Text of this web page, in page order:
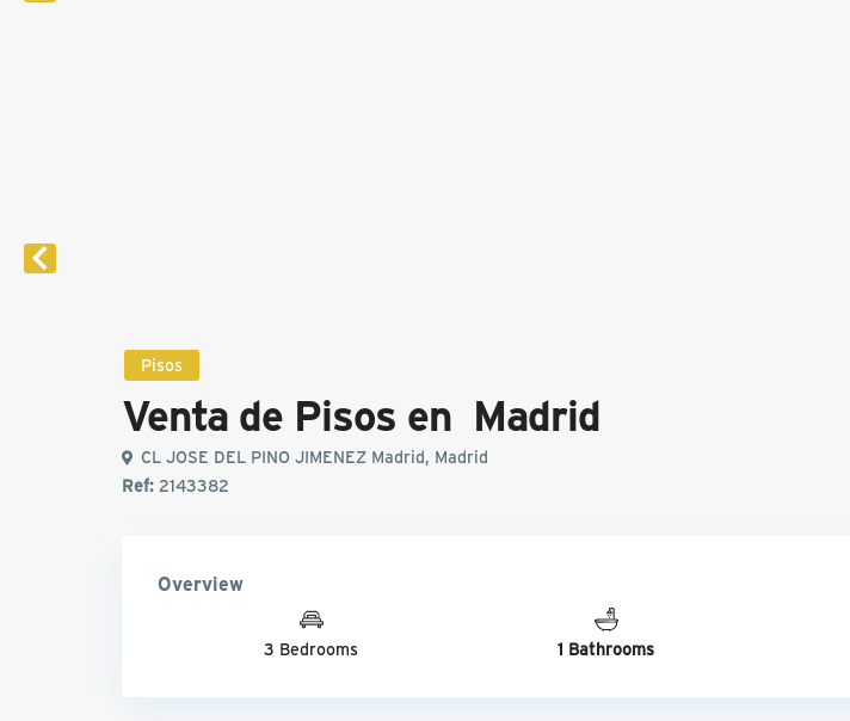
Pisos
Venta de Pisos en Madrid
CL JOSE DEL PINO JIMENEZ Madrid, Madrid
Ref: 2143382
Overview
3 Bedrooms 1 Bathrooms